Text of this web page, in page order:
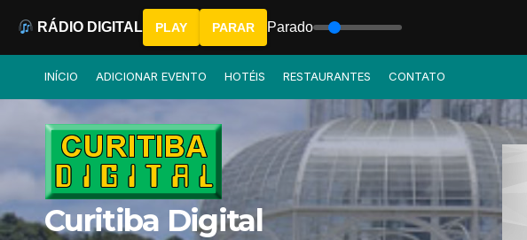
INÍCIO ADICIONAR EVENTO HOTÉIS RESTAURANTES CONTATO
Curitiba Digital
RÁDIO DIGITAL PLAY PARAR Parado